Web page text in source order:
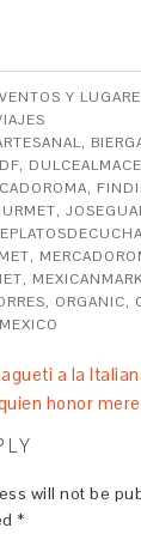
Y
,
DF,
,
,
,
,
, ORGANIC,
a la
honor
will not be
*